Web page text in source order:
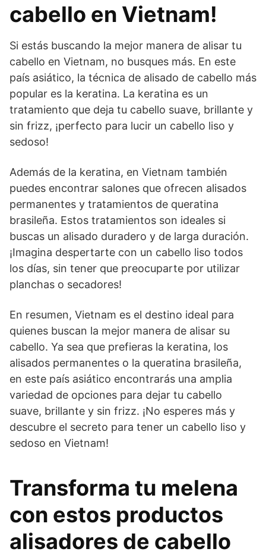
cabello en Vietnam!
Si estás buscando la mejor manera de alisar tu
cabello en Vietnam, no busques más. En este
país asiático, la técnica de alisado de cabello más
popular es la keratina. La keratina es un
tratamiento que deja tu cabello suave, brillante y
sin frizz, ¡perfecto para lucir un cabello liso y
sedoso!
Además de la keratina, en Vietnam también
puedes encontrar salones que ofrecen alisados
permanentes y tratamientos de queratina
brasileña. Estos tratamientos son ideales si
buscas un alisado duradero y de larga duración.
¡Imagina despertarte con un cabello liso todos
los días, sin tener que preocuparte por utilizar
planchas o secadores!
En resumen, Vietnam es el destino ideal para
quienes buscan la mejor manera de alisar su
cabello. Ya sea que prefieras la keratina, los
alisados permanentes o la queratina brasileña,
en este país asiático encontrarás una amplia
variedad de opciones para dejar tu cabello
suave, brillante y sin frizz. ¡No esperes más y
descubre el secreto para tener un cabello liso y
sedoso en Vietnam!
Transforma tu melena
con estos productos
alisadores de cabello